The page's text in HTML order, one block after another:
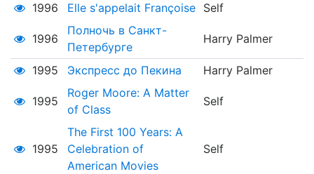
1996
Elle s'appelait Françoise Self
1996
Полночь в Санкт-
Петербурге
Harry Palmer
1995 Экспресс до Пекина Harry Palmer
1995
Roger Moore: A Matter
of Class
Self
1995
The First 100 Years: A
Celebration of
American Movies
Self